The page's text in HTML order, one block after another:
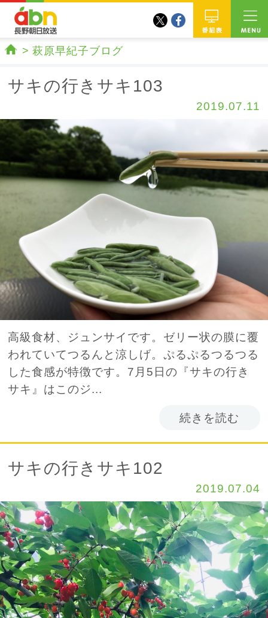
twitterfacebook
萩原早紀子ブログ
サキの行きサキ103
2019.07.11
高級食材、ジュンサイです。ゼリー状の膜に覆
われていてつるんと涼しげ。ぷるぷるつるつる
した食感が特徴です。7月5日の『サキの行き
サキ』はこのジ...
続きを読む
サキの行きサキ102
2019.07.04